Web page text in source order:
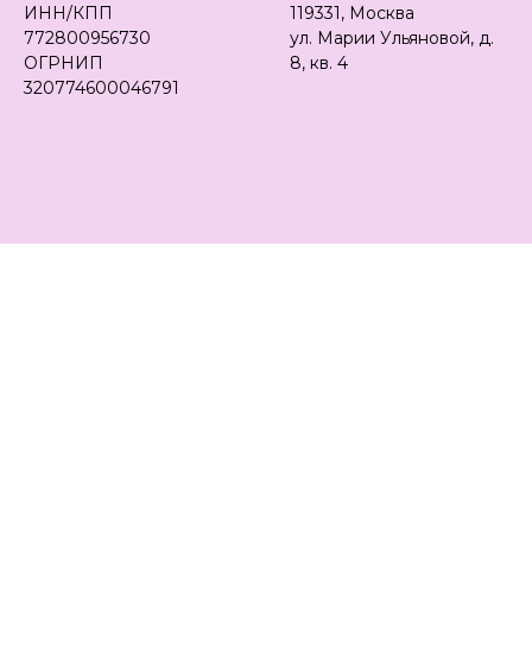
ИНН/КПП
772800956730
ОГРНИП
320774600046791
119331, Москва
ул. Марии Ульяновой, д.
8, кв. 4